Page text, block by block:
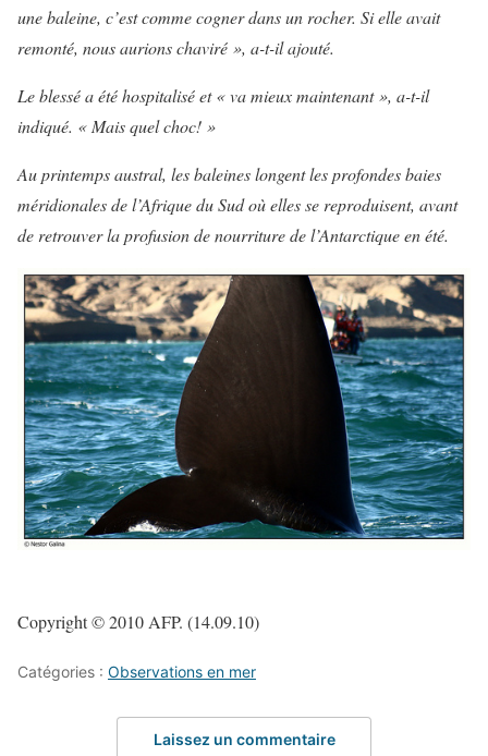
une baleine, c’est comme cogner dans un rocher. Si elle avait
remonté, nous aurions chaviré », a-t-il ajouté.
Le blessé a été hospitalisé et « va mieux maintenant », a-t-il
indiqué. « Mais quel choc! »
Au printemps austral, les baleines longent les profondes baies
méridionales de l’Afrique du Sud où elles se reproduisent, avant
de retrouver la profusion de nourriture de l’Antarctique en été.
Copyright © 2010 AFP. (14.09.10)
Catégories : Observations en mer
Laissez un commentaire